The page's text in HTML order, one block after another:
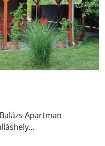
Apartman